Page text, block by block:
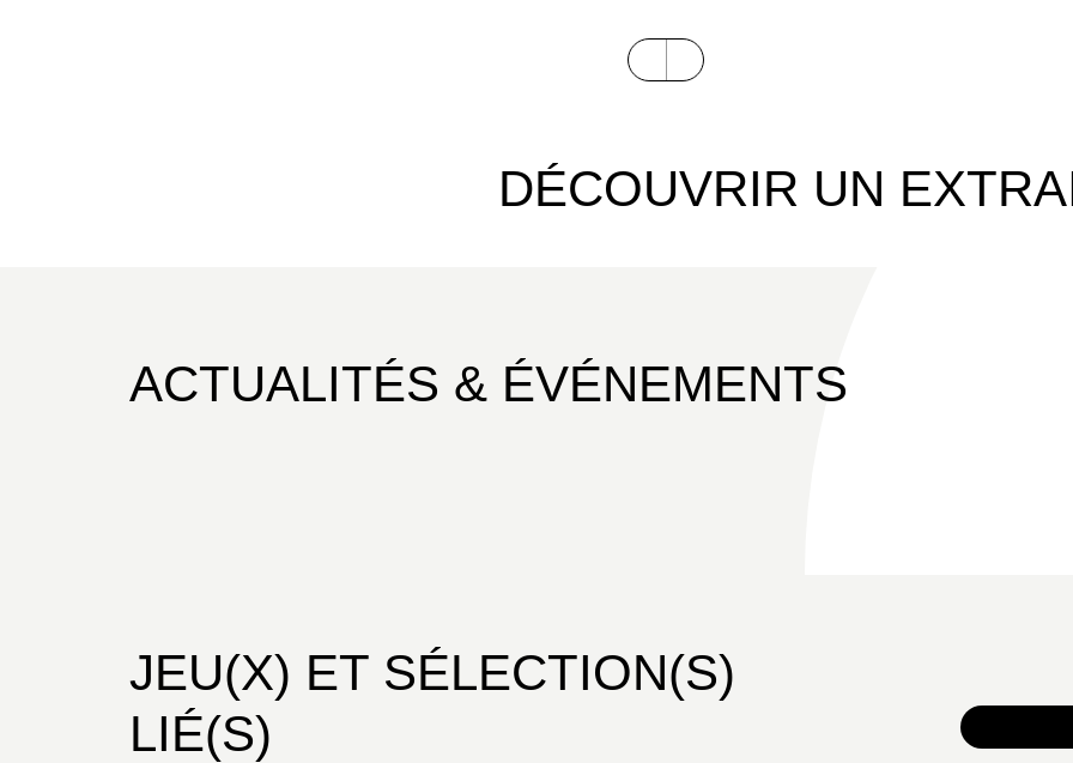
DÉCOUVRIR UN
ACTUALITÉS & ÉVÉNEMENTS
JEU(X) ET SÉLECTION(S)
LIÉ(S)